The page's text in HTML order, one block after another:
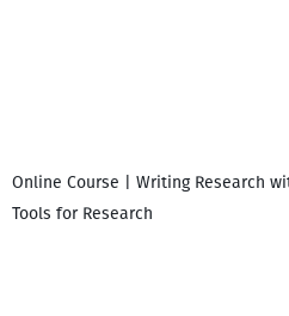
Online Course | Writing Research
Tools for Research